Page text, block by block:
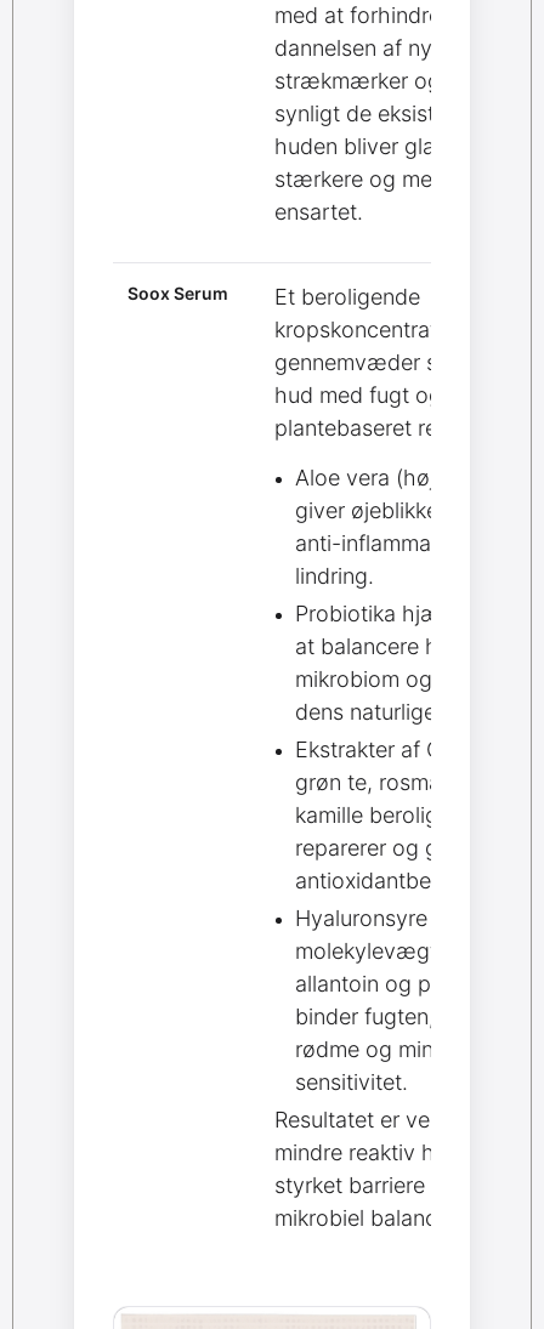
med at forhindre
dannelsen af nye
strækmærker og blødgør
synligt de eksisterende, så
huden bliver glattere,
stærkere og mere
ensartet.
Soox Serum
Et beroligende
kropskoncentrat, der
gennemvæder stresset
hud med fugt og
plantebaseret restitution:
Aloe vera (høj dosis)
giver øjeblikkelig fugt og
anti-inflammatorisk
lindring.
Probiotika hjælper med
at balancere hudens
mikrobiom og styrker
dens naturlige forsvar.
Ekstrakter af Centella,
grøn te, rosmarin og
kamille beroliger,
reparerer og giver
antioxidantbeskyttelse.
Hyaluronsyre i flere
molekylevægte,
allantoin og panthenol
binder fugten, dæmper
rødme og mindsker
sensitivitet.
Resultatet er velhydreret,
mindre reaktiv hud med en
styrket barriere og sund
mikrobiel balance.